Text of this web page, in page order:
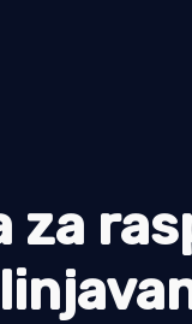
za